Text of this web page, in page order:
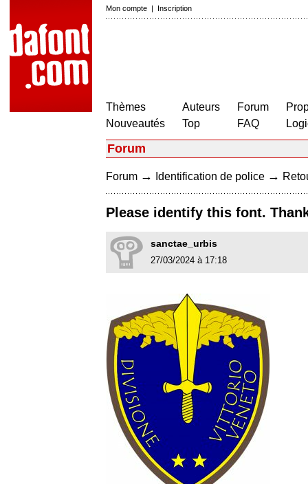
Mon compte | Inscription
Thèmes
Nouveautés
Auteurs
Top
Forum
FAQ
Forum
Forum → Identification de police →
Please identify this font.
sanctae_urbis
27/03/2024 à 17:18